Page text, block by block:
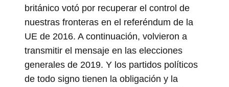
británico votó por recuperar el control de
nuestras fronteras en el referéndum de la
UE de 2016. A continuación, volvieron a
transmitir el mensaje en las elecciones
generales de 2019. Y los partidos políticos
de todo signo tienen la obligación y la